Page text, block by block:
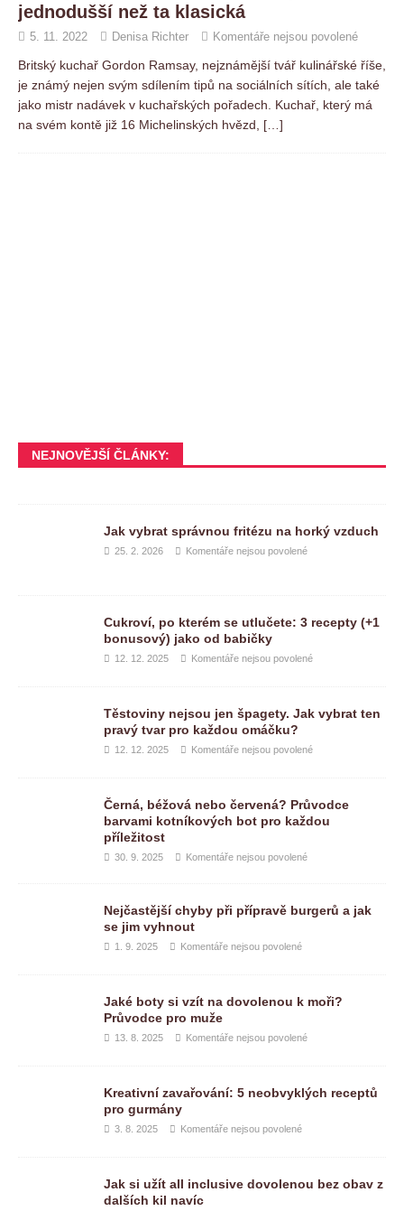
jednodušší než ta klasická
5. 11. 2022 Denisa Richter Komentáře nejsou povolené
Britský kuchař Gordon Ramsay, nejznámější tvář kulinářské říše,
je známý nejen svým sdílením tipů na sociálních sítích, ale také
jako mistr nadávek v kuchařských pořadech. Kuchař, který má
na svém kontě již 16 Michelinských hvězd, […]
NEJNOVĚJŠÍ ČLÁNKY:
Jak vybrat správnou fritézu na horký vzduch
25. 2. 2026 Komentáře nejsou povolené
Cukroví, po kterém se utlučete: 3 recepty (+1
bonusový) jako od babičky
12. 12. 2025 Komentáře nejsou povolené
Těstoviny nejsou jen špagety. Jak vybrat ten
pravý tvar pro každou omáčku?
12. 12. 2025 Komentáře nejsou povolené
Černá, béžová nebo červená? Průvodce
barvami kotníkových bot pro každou
příležitost
30. 9. 2025 Komentáře nejsou povolené
Nejčastější chyby při přípravě burgerů a jak
se jim vyhnout
1. 9. 2025 Komentáře nejsou povolené
Jaké boty si vzít na dovolenou k moři?
Průvodce pro muže
13. 8. 2025 Komentáře nejsou povolené
Kreativní zavařování: 5 neobvyklých receptů
pro gurmány
3. 8. 2025 Komentáře nejsou povolené
Jak si užít all inclusive dovolenou bez obav z
dalších kil navíc